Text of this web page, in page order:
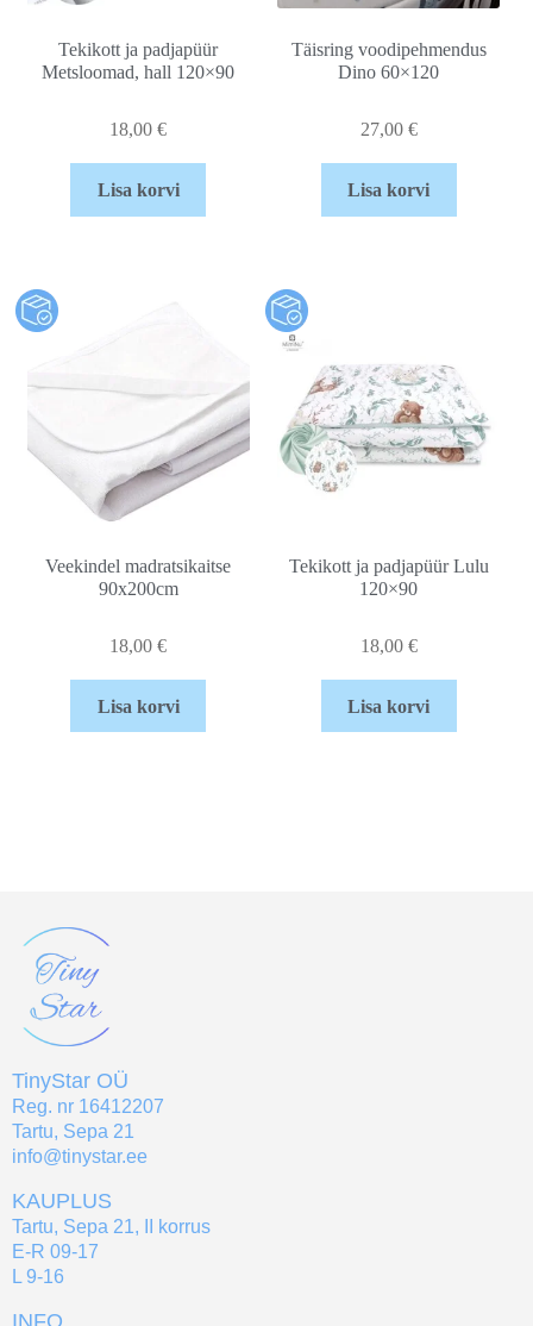
Tekikott ja padjapüür
Metsloomad, hall 120×90
18,00€
Lisa korvi
Täisring voodipehmendus
Dino 60×120
27,00 €
Lisa korvi
Veekindel madratsikaitse
90x200cm
18,00€
Lisa korvi
Tekikott ja padjapüür Lulu
120×90
18,00 €
Lisa korvi
TinyStar OÜ
Reg. nr 16412207
Tartu, Sepa 21
info@tinystar.ee
KAUPLUS
Tartu, Sepa 21, II korrus
E-R 09-17
L 9-16
INFO